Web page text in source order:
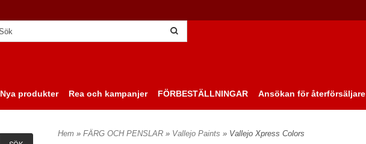
Nya produkter Rea och kampanjer FÖRBESTÄLLNINGAR Ansökan för återförsäljare
Hem » FÄRG OCH PENSLAR » Vallejo Paints » Vallejo Xpress Colors